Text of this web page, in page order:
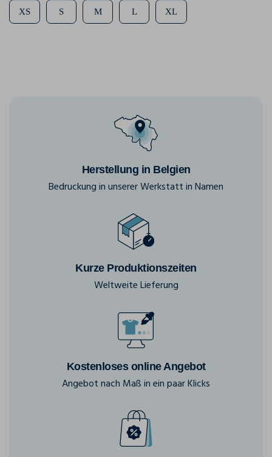
XS S M L XL
Herstellung in Belgien
Bedruckung in unserer Werkstatt in Namen
Kurze Produktionszeiten
Weltweite Lieferung
Kostenloses online Angebot
Angebot nach Maß in ein paar Klicks